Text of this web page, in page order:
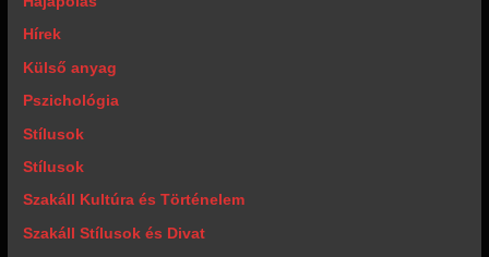
Hírek
Külső anyag
Pszichológia
Stílusok
Stílusok
Szakáll Kultúra és Történelem
Szakáll Stílusok és Divat